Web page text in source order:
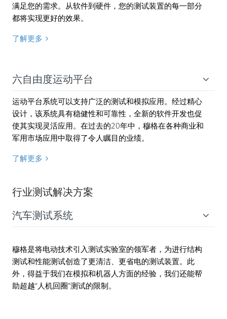
满足您的需求。从软件到硬件，您的测试装置的每一部分
都将实现更好的效果。
了解更多
六自由度运动平台
运动平台系统可以支持广泛的测试和模拟应用。经过精心
设计，该系统具有稳健性和可靠性，全新的软件开发也促
使其实现灵活应用。在过去的20年中，穆格在各种商业和
军用市场应用中取得了令人瞩目的业绩。
了解更多
行业测试解决方案
汽车测试系统
穆格是将电动技术引入测试实验室的领军者，为进行结构
测试和性能测试创造了更清洁、更省电的测试装置。此
外，得益于我们在模拟和机器人方面的经验，我们还能帮
助超越“人机回圈”测试的限制。